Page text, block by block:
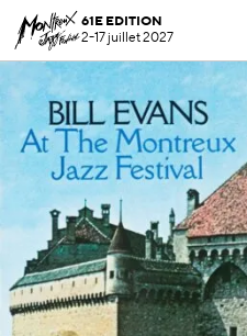
61E EDITION
2-17 juillet 2027